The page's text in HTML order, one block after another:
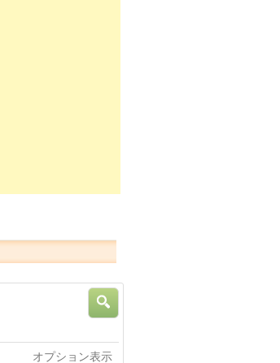
オプション表示